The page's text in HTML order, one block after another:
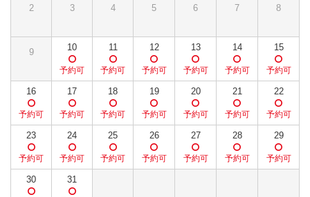
2 3 4 5 6 7 8
9 10 11 12 13 14 15
16 17 18 19 20 21 22
23 24 25 26 27 28 29
30 31